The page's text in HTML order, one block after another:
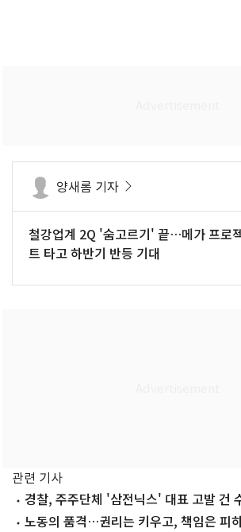
양새롬 기자
철강업계 2Q '숨고르기' 끝…메가 프로
트 타고 하반기 반등 기대
관련 기사
경찰, 주주단체 '삼전닉스' 대표 고발 건
부청 배당
노동의 품격…권리는 키우고, 책임은 피